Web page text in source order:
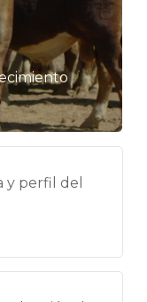
y perfil del